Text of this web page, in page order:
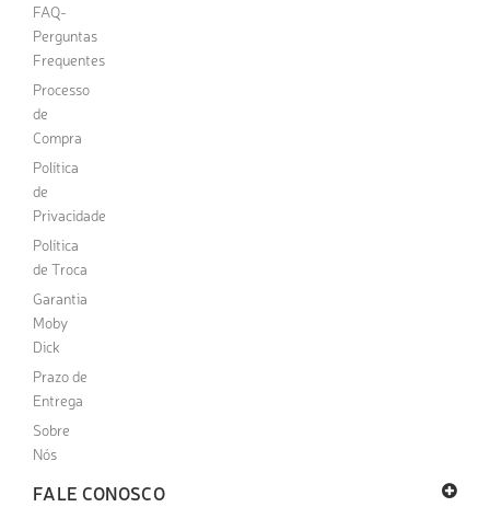
FAQ-
Perguntas
Frequentes
Processo
de
Compra
Política
de
Privacidade
Política
de Troca
Garantia
Moby
Dick
Prazo de
Entrega
Sobre
Nós
FALE CONOSCO